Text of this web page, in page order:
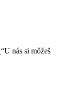
“U nás si môžeš